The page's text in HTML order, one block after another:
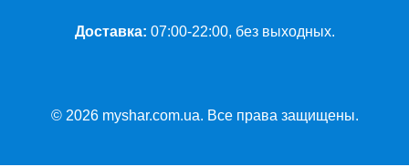
Доставка: 07:00-22:00, без выходных.
© 2026 myshar.com.ua. Все права защищены.